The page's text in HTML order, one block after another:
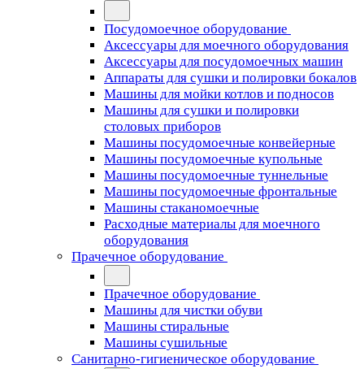
Посудомоечное оборудование
Аксессуары для моечного оборудования
Аксессуары для посудомоечных машин
Аппараты для сушки и полировки бокалов
Машины для мойки котлов и подносов
Машины для сушки и полировки
столовых приборов
Машины посудомоечные конвейерные
Машины посудомоечные купольные
Машины посудомоечные туннельные
Машины посудомоечные фронтальные
Машины стаканомоечные
Расходные материалы для моечного
оборудования
Прачечное оборудование
Прачечное оборудование
Машины для чистки обуви
Машины стиральные
Машины сушильные
Санитарно-гигиеническое оборудование